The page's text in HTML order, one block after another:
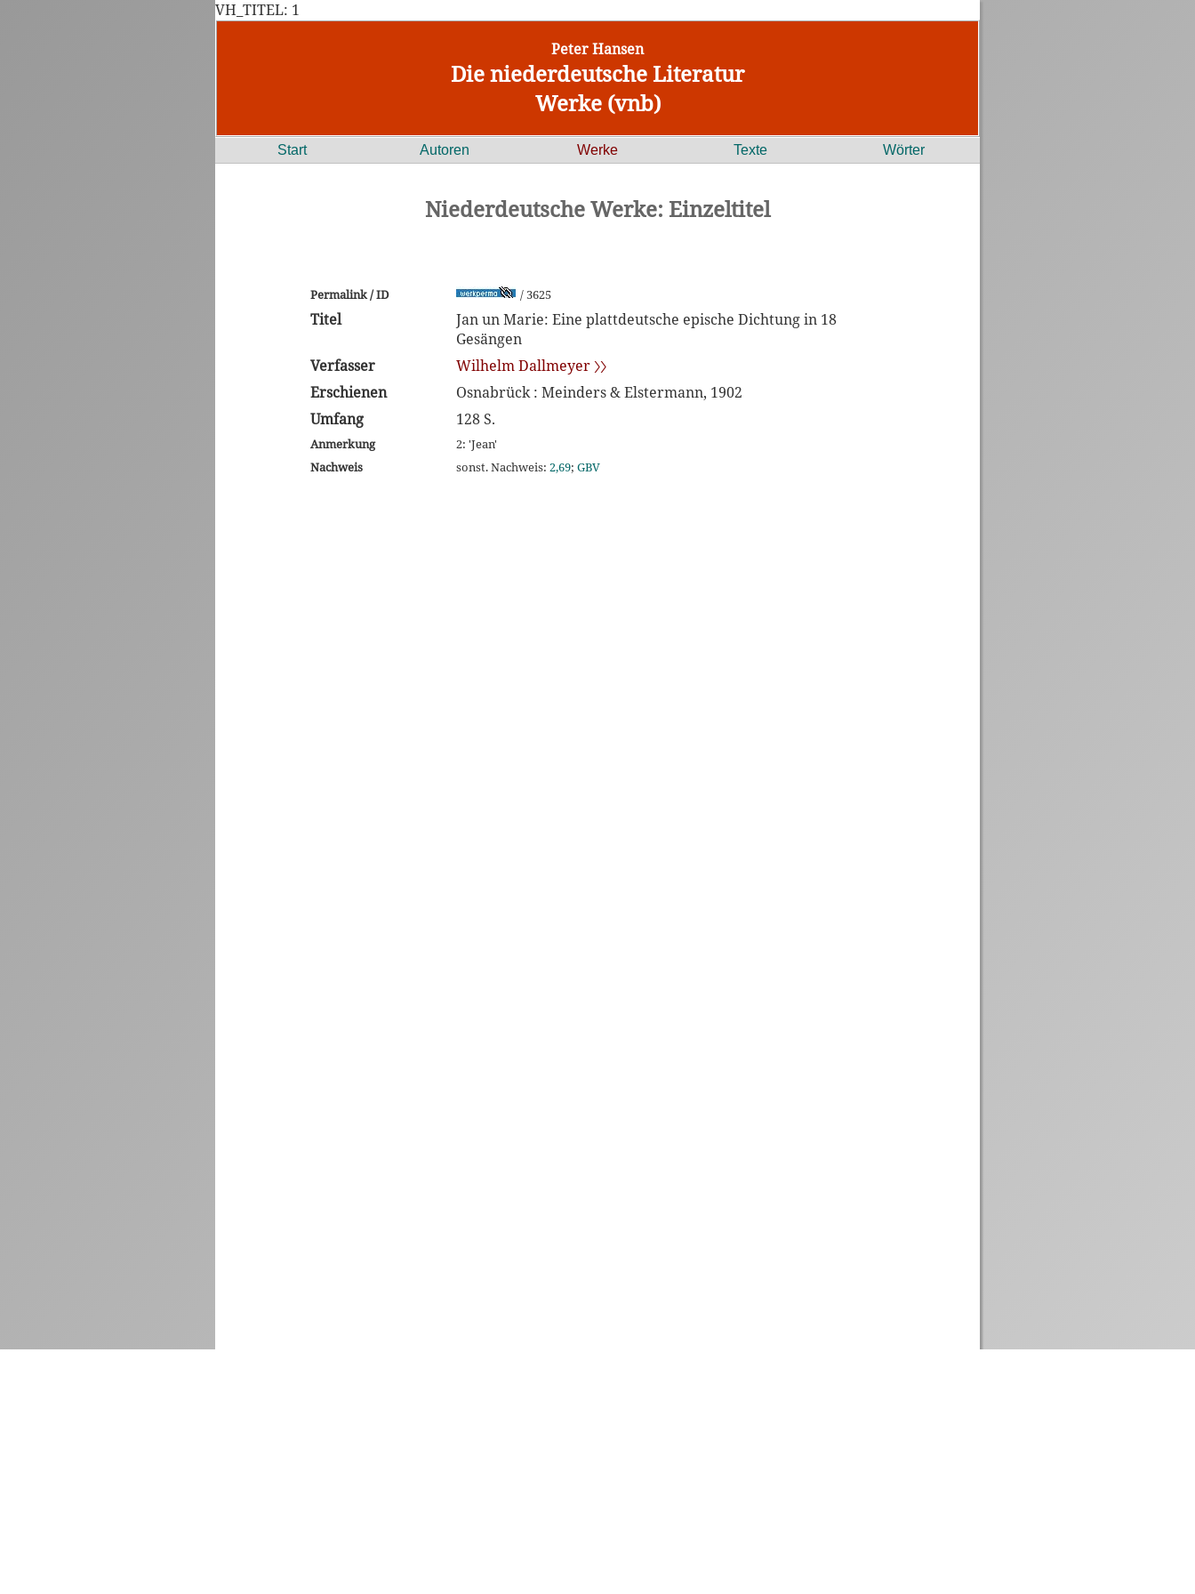
VH_TITEL: 1
Peter Hansen
Die niederdeutsche Literatur
Werke (vnb)
Start Autoren Werke Texte Wörter
Niederdeutsche Werke: Einzeltitel
Permalink / ID / 3625
Titel
Jan un Marie: Eine plattdeutsche epische Dichtung in 18
Gesängen
Verfasser
Wilhelm Dallmeyer 〉〉
Erschienen
Osnabrück : Meinders & Elstermann, 1902
Umfang
128 S.
Anmerkung
2: 'Jean'
Nachweis
sonst. Nachweis: 2,69; GBV